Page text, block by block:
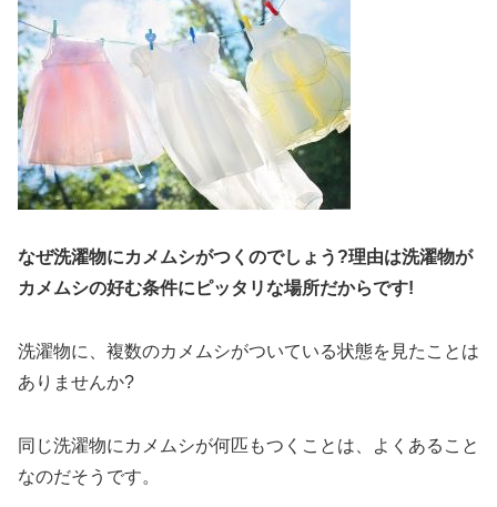
なぜ洗濯物にカメムシがつくのでしょう?理由は洗濯物が
カメムシの好む条件にピッタリな場所だからです!
洗濯物に、複数のカメムシがついている状態を見たことは
ありませんか?
同じ洗濯物にカメムシが何匹もつくことは、よくあること
なのだそうです。